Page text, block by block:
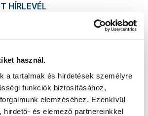
használ.
a tartalmak és hirdetések személyre
funkciók biztosításához,
elemzéséhez. Ezenkívül
hirdető- és elemező partnereinkkel
HÍRLEVÉL
eseményről sem! Iratkozzon fel ingyenes
azAdatvédelmi tájékoztatót !